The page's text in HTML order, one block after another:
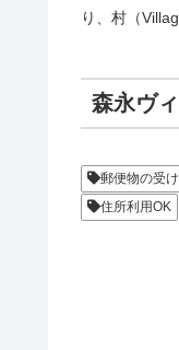
り、村（
森永ヴ
郵便物の受
住所利用OK